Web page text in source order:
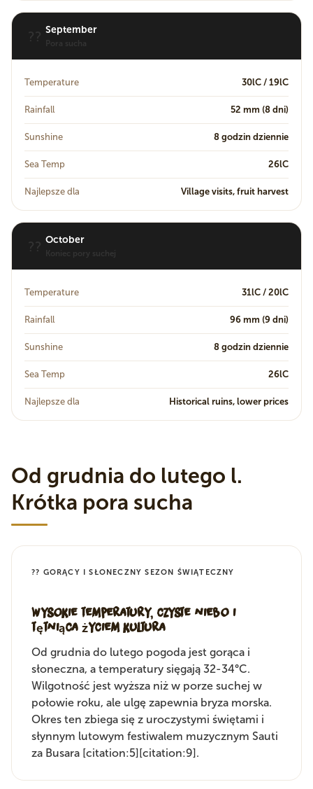
?? September
Temperature 30lC / 19lC
Rainfall 52 mm (8 dni)
Sunshine 8 godzin dziennie
Sea Temp 26lC
Najlepsze dla Village visits, fruit harvest
?? October
Koniec pory suchej
Temperature 31lC / 20lC
Rainfall 96 mm (9 dni)
Sunshine 8 godzin dziennie
Sea Temp 26lC
Najlepsze dla Historical ruins, lower prices
Od grudnia do lutego l.
Krótka pora sucha
?? GORĄCY I SŁONECZNY SEZON ŚWIĄTECZNY
Wysokie temperatury, czyste niebo i
tętniąca życiem kultura
Od grudnia do lutego pogoda jest gorąca i
słoneczna, a temperatury sięgają 32-34°C.
Wilgotność jest wyższa niż w porze suchej w
połowie roku, ale ulgę zapewnia bryza morska.
Okres ten zbiega się z uroczystymi świętami i
słynnym lutowym festiwalem muzycznym Sauti
za Busara [citation:5][citation:9].